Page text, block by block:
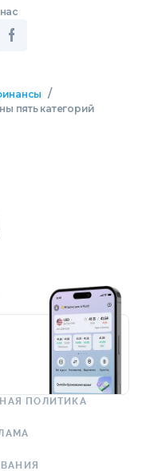
/
пять категорий
ПОЛИТИКА